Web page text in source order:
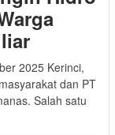
2025 Kerinci,
dan PT
Salah satu